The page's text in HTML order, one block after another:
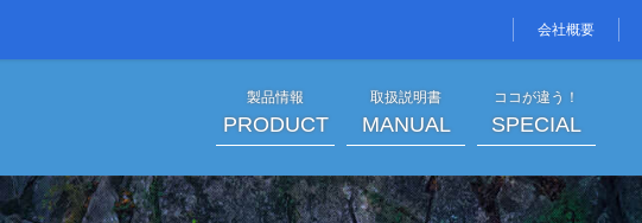
製品情報
PRODUCT
取扱説明書
MANUAL
ココが違う！
SPECIAL
会社概要